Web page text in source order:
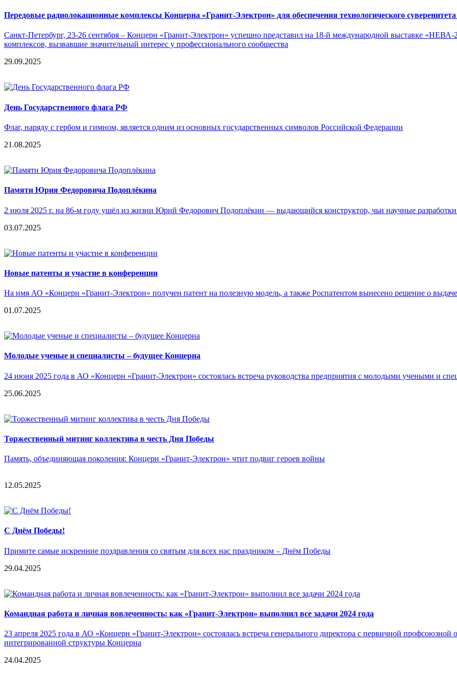
Передовые радиолокационные комплексы Концерна «Гранит-Электрон» для обеспечения технологического
Санкт-Петербург, 23-26 сентября – Концерн «Гранит-Электрон» успешно представил на 18-й международной выставке
комплексов, вызвавшие значительный интерес у профессионального сообщества
29.09.2025
День Государственного флага РФ
Флаг, наряду с гербом и гимном, является одним из основных государственных символов Российской Федерации
21.08.2025
Памяти Юрия Федоровича Подоплёкина
2 июля 2025 г. на 86-м году ушёл из жизни Юрий Федорович Подоплёкин — выдающийся конструктор, чьи научные разработки
03.07.2025
Новые патенты и участие в конференции
На имя АО «Концерн «Гранит-Электрон» получен патент на полезную модель, а также Роспатентом вынесено решение о выдаче
01.07.2025
Молодые ученые и специалисты – будущее Концерна
24 июня 2025 года в АО «Концерн «Гранит-Электрон» состоялась встреча руководства предприятия с молодыми учеными и
25.06.2025
Торжественный митинг коллектива в честь Дня Победы
Память, объединяющая поколения: Концерн «Гранит-Электрон» чтит подвиг героев войны
12.05.2025
C Днём Победы!
Примите самые искренние поздравления со святым для всех нас праздником – Днём Победы
29.04.2025
Командная работа и личная вовлеченность: как «Гранит-Электрон» выполнил все задачи 2024 года
23 апреля 2025 года в АО «Концерн «Гранит-Электрон» состоялась встреча генерального директора с первичной
интегрированной структуры Концерна
24.04.2025